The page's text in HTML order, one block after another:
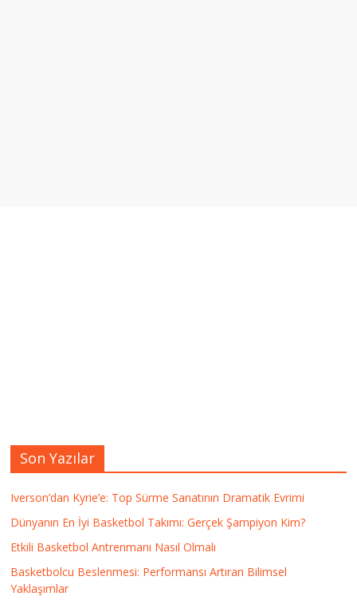
Son Yazılar
Iverson’dan Kyrie’e: Top Sürme Sanatının Dramatik Evrimi
Dünyanın En İyi Basketbol Takımı: Gerçek Şampiyon Kim?
Etkili Basketbol Antrenmanı Nasıl Olmalı
Basketbolcu Beslenmesi: Performansı Artıran Bilimsel
Yaklaşımlar